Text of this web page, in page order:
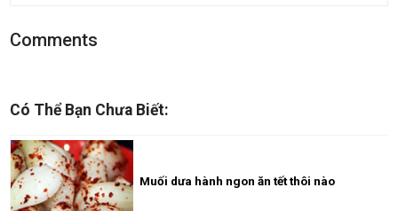
Comments
Có Thể Bạn Chưa Biết:
Muối dưa hành ngon ăn tết thôi nào